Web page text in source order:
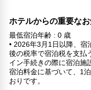
ホテルからの重要な
最低宿泊年齢 : 0 歳
• 2026年3月1日以降、宿
後の税率で宿泊税を支払
イン手続きの際に宿泊施
宿泊料金に基づいて、1
おりです。